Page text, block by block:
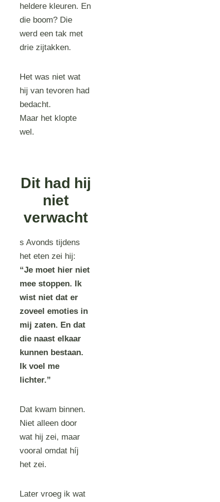
heldere kleuren. En
die boom? Die
werd een tak met
drie zijtakken.
Het was niet wat
hij van tevoren had
bedacht.
Maar het klopte
wel.
Dit had hij
niet
verwacht
s Avonds tijdens
het eten zei hij:
“Je moet hier niet
mee stoppen. Ik
wist niet dat er
zoveel emoties in
mij zaten. En dat
die naast elkaar
kunnen bestaan.
Ik voel me
lichter.”
Dat kwam binnen.
Niet alleen door
wat hij zei, maar
vooral omdat híj
het zei.
Later vroeg ik wat